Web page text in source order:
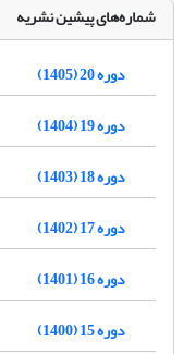
شماره‌های پیشین نشریه
دوره 20 (1405)
دوره 19 (1404)
دوره 18 (1403)
دوره 17 (1402)
دوره 16 (1401)
دوره 15 (1400)